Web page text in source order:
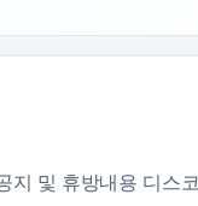
지 및 휴방내용 디스